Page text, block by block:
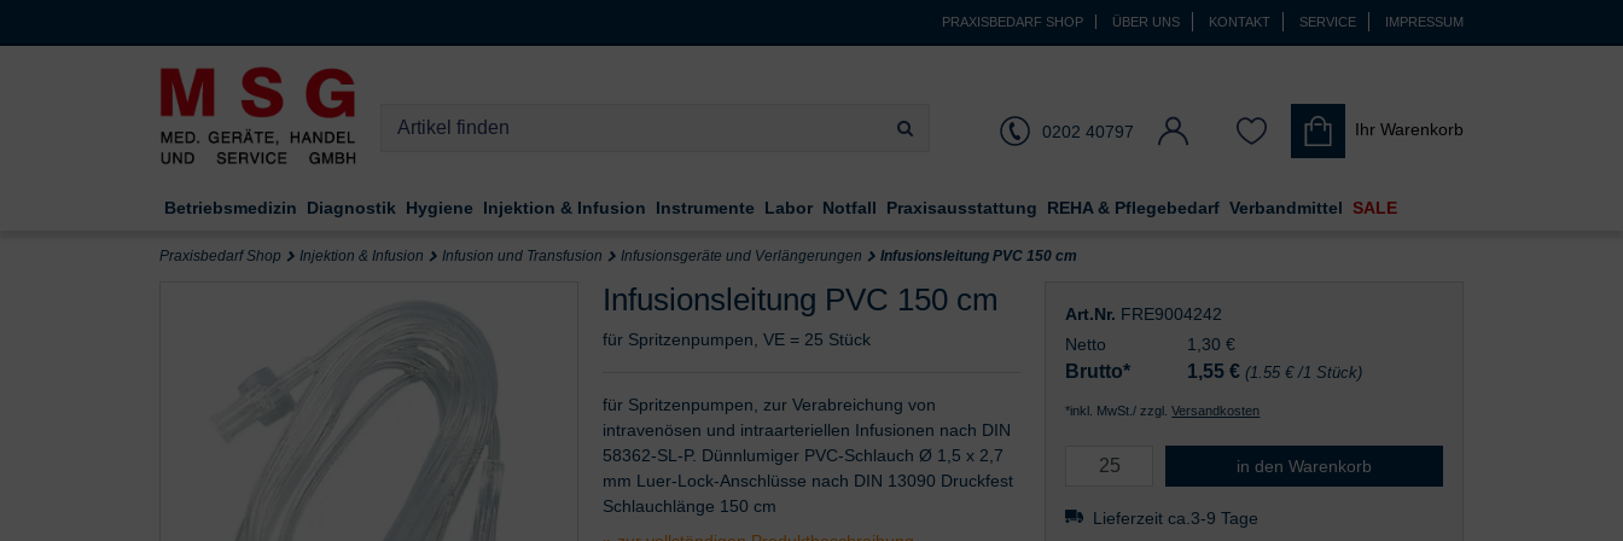
PRAXISBEDARF SHOP ÜBER UNS KONTAKT SERVICE IMPRESSUM
0202 40797 Ihr Warenkorb
Betriebsmedizin Diagnostik Hygiene Injektion & Infusion Instrumente Labor Notfall Praxisausstattung REHA & Pflegebedarf Verbandmittel SALE
Praxisbedarf Shop Injektion & Infusion Infusion und Transfusion Infusionsgeräte und Verlängerungen Infusionsleitung PVC 150 cm
Infusionsleitung PVC 150 cm
für Spritzenpumpen, VE = 25 Stück
für Spritzenpumpen, zur Verabreichung von
intravenösen und intraarteriellen Infusionen nach DIN
58362-SL-P. Dünnlumiger PVC-Schlauch Ø 1,5 x 2,7
mm Luer-Lock-Anschlüsse nach DIN 13090 Druckfest
Schlauchlänge 150 cm
Art.Nr. FRE9004242
Netto
1,30 €
Brutto* 1,55 € (1.55 € /1 Stück)
*inkl. MwSt./ zzgl.Versandkosten
Infusionsleitung PVC 150 cm
in den Warenkorb
Lieferzeit ca.3-9 Tage